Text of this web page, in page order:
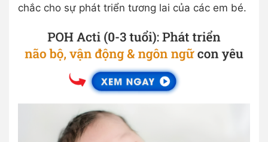
chắc cho sự phát triển tương lai của các em bé.